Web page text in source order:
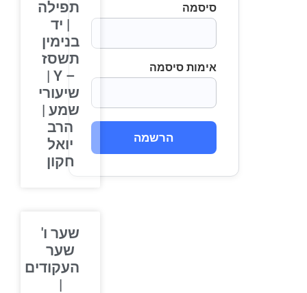
סיסמה
אימות סיסמה
הרשמה
תפילה
| יד
בנימין
תשסז
– Y |
שיעורי
שמע |
הרב
יואל
חקון
שער ו'
שער
העקודים